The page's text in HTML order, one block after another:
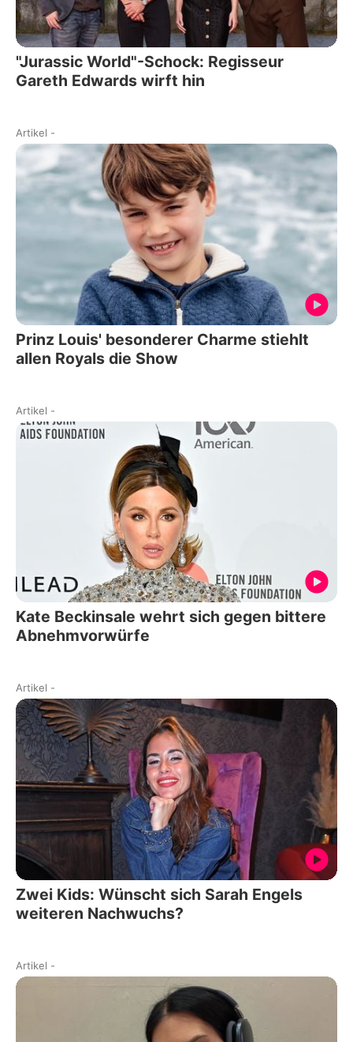
"Jurassic World"-Schock: Regisseur
Gareth Edwards wirft hin
Artikel -
Prinz Louis' besonderer Charme stiehlt
allen Royals die Show
Artikel -
Kate Beckinsale wehrt sich gegen bittere
Abnehmvorwürfe
Artikel -
Zwei Kids: Wünscht sich Sarah Engels
weiteren Nachwuchs?
Artikel -